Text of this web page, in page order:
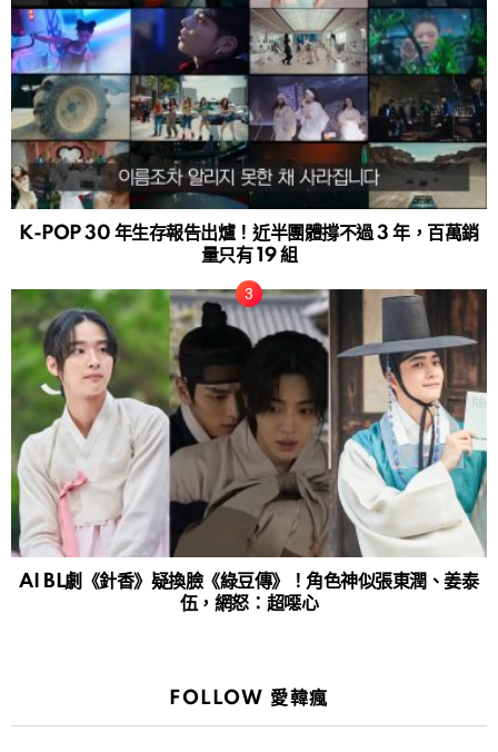
K-POP 30 年生存報告出爐！近半團體撐不過 3 年，百萬銷
量只有 19 組
AI BL劇《針香》疑換臉《綠豆傳》！角色神似張東潤、姜泰
伍，網怒：超噁心
FOLLOW 愛韓瘋